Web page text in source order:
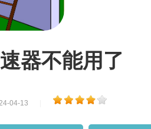
器不能用了
04-13